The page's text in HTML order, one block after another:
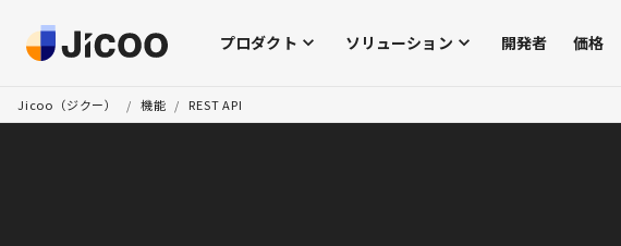
プロダクト ソリューション 開発者 価格
Jicoo（ジクー） / 機能 / REST API